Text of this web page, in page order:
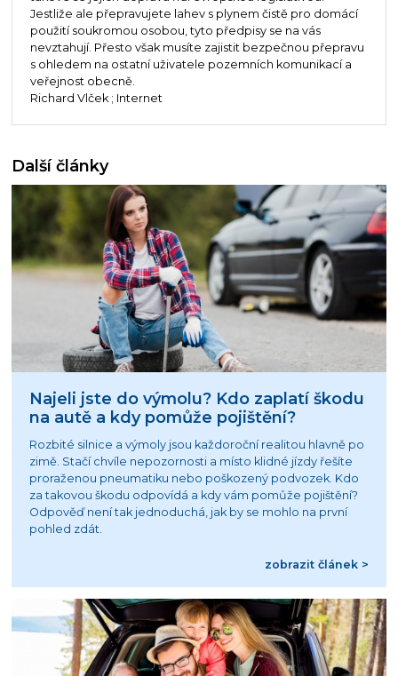
Jestliže ale přepravujete lahev s plynem čistě pro domácí
použití soukromou osobou, tyto předpisy se na vás
nevztahují. Přesto však musíte zajistit bezpečnou přepravu
s ohledem na ostatní uživatele pozemních komunikací a
veřejnost obecně.
Richard Vlček ; Internet
Další články
Najeli jste do výmolu? Kdo zaplatí škodu
na autě a kdy pomůže pojištění?
Rozbité silnice a výmoly jsou každoroční realitou hlavně po
zimě. Stačí chvíle nepozornosti a místo klidné jízdy řešíte
proraženou pneumatiku nebo poškozený podvozek. Kdo
za takovou škodu odpovídá a kdy vám pomůže pojištění?
Odpověď není tak jednoduchá, jak by se mohlo na první
pohled zdát.
zobrazit článek >